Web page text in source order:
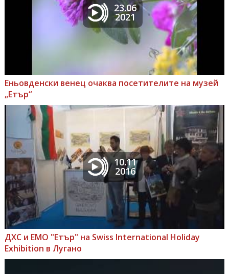
23.06
2021
Еньовденски венец очаква посетителите на музей
„Етър“
10.11
2016
ДХС и ЕМО "Етър" на Swiss International Holiday
Exhibition в Лугано